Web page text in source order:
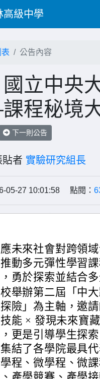
高級中學
公告內容
立中央
程秘境大
下一則公告
者 實驗研究組長
05-27 10:01:58 點閱：
應未來社會對跨領
動多元彈性學習
勇於探索並結合
舉辦第二屆「中
險」為主軸，邀
能 × 發現未來寶
更是引導學生探
結了各學院最具
程、微學程、微